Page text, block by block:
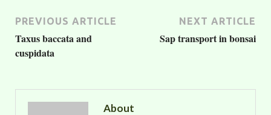
PREVIOUS ARTICLE
Taxus baccata and
cuspidata
NEXT ARTICLE
Sap transport in bonsai
About